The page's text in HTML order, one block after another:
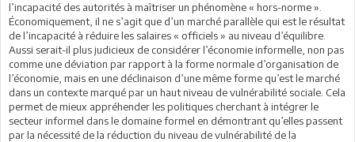
l’incapacité des autorités à maîtriser un phénomène « hors-norme ».
Économiquement, il ne s’agit que d’un marché parallèle qui est le résultat
de l’incapacité à réduire les salaires « officiels » au niveau d’équilibre.
Aussi serait-il plus judicieux de considérer l’économie informelle, non pas
comme une déviation par rapport à la forme normale d’organisation de
l’économie, mais en une déclinaison d’une même forme qu’est le marché
dans un contexte marqué par un haut niveau de vulnérabilité sociale. Cela
permet de mieux appréhender les politiques cherchant à intégrer le
secteur informel dans le domaine formel en démontrant qu’elles passent
par la nécessité de la réduction du niveau de vulnérabilité de la